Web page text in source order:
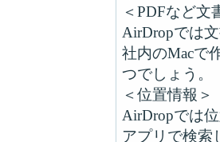
＜PDFなど文
AirDropでは
社内のMacで
つでしょう。
＜位置情報＞
AirDropでは
アプリで検索